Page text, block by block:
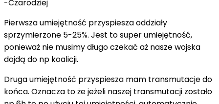
-Czarodziej
Pierwsza umiejętność przyspiesza oddziały
sprzymierzone 5-25%. Jest to super umiejętność,
ponieważ nie musimy długo czekać aż nasze wojska
dojdą do np koalicji.
Druga umiejętność przyspiesza mam transmutacje do
końca. Oznacza to że jeżeli naszej transmutacji zostało